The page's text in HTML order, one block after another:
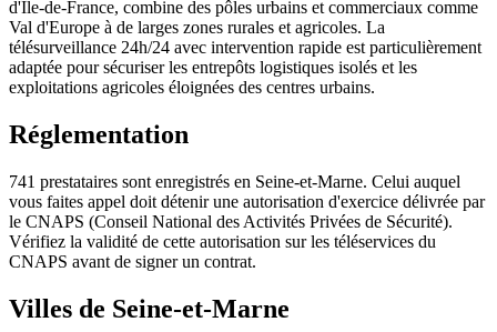
d'Île-de-France, combine des pôles urbains et commerciaux comme
Val d'Europe à de larges zones rurales et agricoles. La
télésurveillance 24h/24 avec intervention rapide est particulièrement
adaptée pour sécuriser les entrepôts logistiques isolés et les
exploitations agricoles éloignées des centres urbains.
Réglementation
741 prestataires sont enregistrés en Seine-et-Marne. Celui auquel
vous faites appel doit détenir une autorisation d'exercice délivrée par
le CNAPS (Conseil National des Activités Privées de Sécurité).
Vérifiez la validité de cette autorisation sur les téléservices du
CNAPS avant de signer un contrat.
Villes de Seine-et-Marne